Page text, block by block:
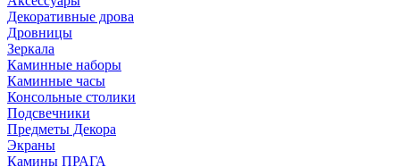
Декоративные дрова
Дровницы
Зеркала
Каминные наборы
Каминные часы
Консольные столики
Подсвечники
Предметы Декора
Экраны
Камины ПРАГА